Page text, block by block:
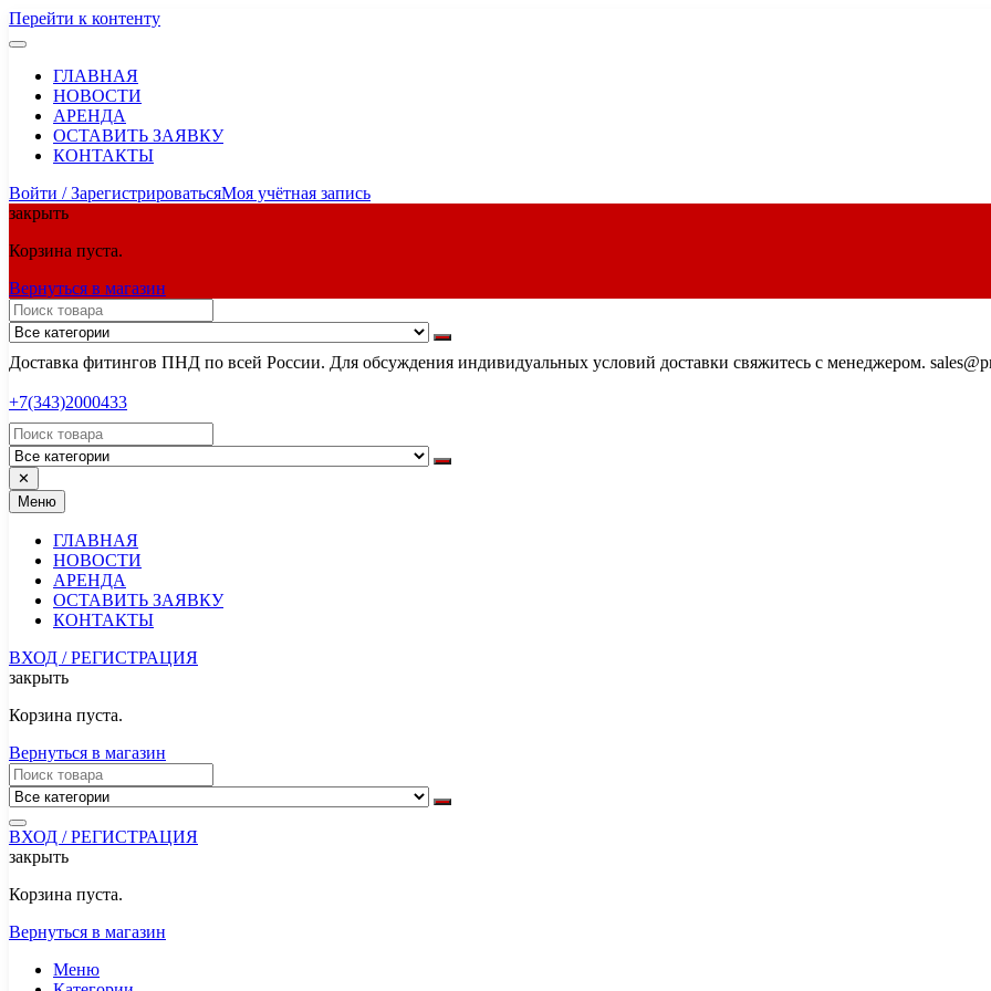
Перейти к контенту
ГЛАВНАЯ
НОВОСТИ
АРЕНДА
ОСТАВИТЬ ЗАЯВКУ
КОНТАКТЫ
Войти / ЗарегистрироватьсяМоя учётная запись
закрыть
Корзина пуста.
Вернуться в магазин
Доставка фитингов ПНД по всей России. Для обсуждения индивидуальных условий доставки свяжитесь с менеджером.
+7(343)2000433
✕
Меню
ГЛАВНАЯ
НОВОСТИ
АРЕНДА
ОСТАВИТЬ ЗАЯВКУ
КОНТАКТЫ
ВХОД / РЕГИСТРАЦИЯ
закрыть
Корзина пуста.
Вернуться в магазин
ВХОД / РЕГИСТРАЦИЯ
закрыть
Корзина пуста.
Вернуться в магазин
Меню